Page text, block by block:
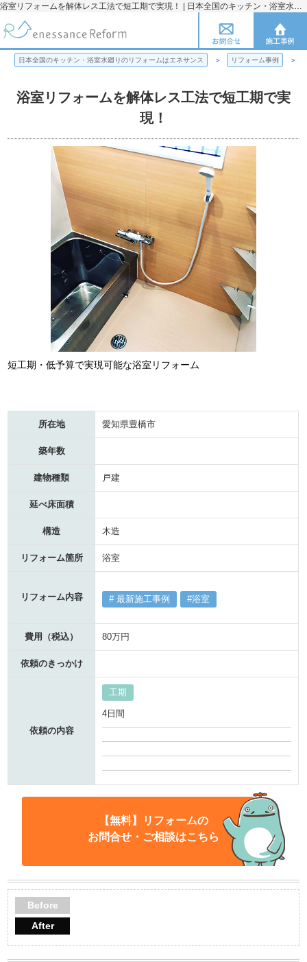
浴室リフォームを解体レス工法で短工期で実現！ | 日本全国のキッチン・浴室水廻りのリフォームのことならエネサンス
日本全国のキッチン・浴室水廻りのリフォームはエネサンス リフォーム事例
浴室リフォームを解体レス工法で短工期で実
現！
短工期・低予算で実現可能な浴室リフォーム
所在地 愛知県豊橋市
築年数
建物種類 戸建
延べ床面積
構造 木造
リフォーム箇所 浴室
リフォーム内容 最新施工事例 浴室
費用（税込） 80万円
依頼のきっかけ
依頼の内容
工期
4日間
【無料】リフォームの
お問合せ・ご相談はこちら
Before
After